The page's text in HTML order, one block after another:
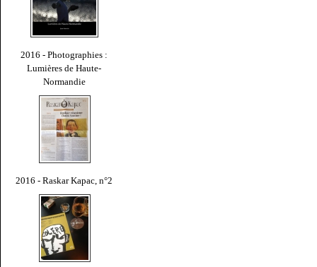
2016 - Photographies :
Lumières de Haute-
Normandie
2016 - Raskar Kapac, n°2